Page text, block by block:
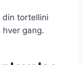
din tortellini
gang.